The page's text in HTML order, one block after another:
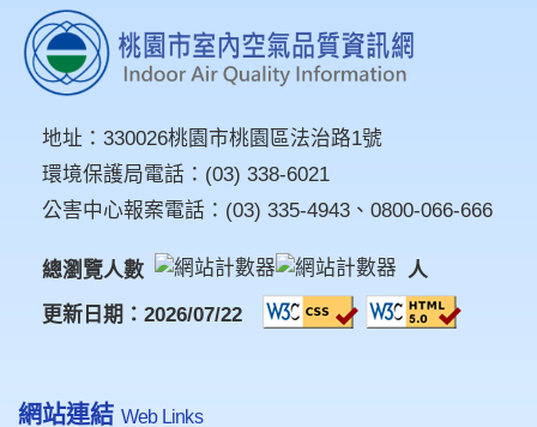
地址： 330026桃園市桃園區法治路1號
環境保護局電話： (03) 338-6021
公害中心報案電話： (03) 335-4943 、 0800-066-666
總瀏覽人數
人
更新日期：2026/07/22
網站連結 Web Links